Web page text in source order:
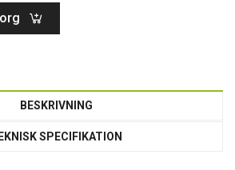
BESKRIVNING
SPECIFIKATION